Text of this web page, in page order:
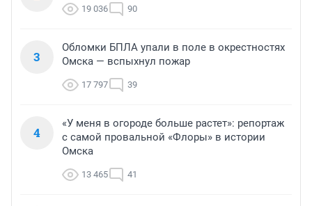
19 036 90
3
Обломки БПЛА упали в поле в окрестностях
Омска — вспыхнул пожар
17 797 39
4
«У меня в огороде больше растет»: репортаж
с самой провальной «Флоры» в истории
Омска
13 465 41